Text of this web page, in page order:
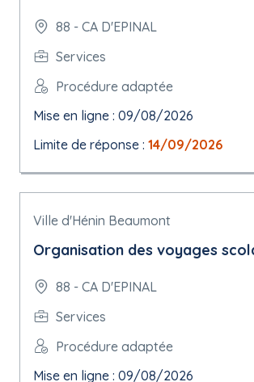
88 - CA D'EPINAL
Services
Procédure adaptée
Mise en ligne : 09/08/2026
Limite de réponse : 14/09/2026
Ville d'Hénin Beaumont
Organisation des voyages
88 - CA D'EPINAL
Services
Procédure adaptée
Mise en ligne : 09/08/2026